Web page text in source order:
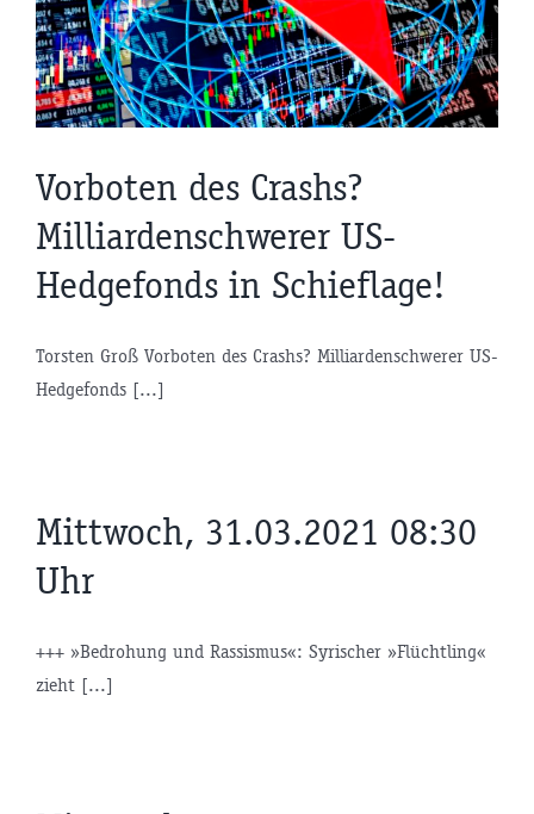
Vorboten des Crashs?
Milliardenschwerer US-
Hedgefonds in Schieflage!
Torsten Groß Vorboten des Crashs? Milliardenschwerer US-
Hedgefonds [...]
Mittwoch, 31.03.2021 08:30
Uhr
+++ »Bedrohung und Rassismus«: Syrischer »Flüchtling«
zieht [...]